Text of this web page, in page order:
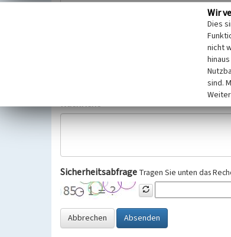
Wir bitten Sie um freiwillige Angabe Ihres
Selbstverständlich werden diese entsprechend
Datenschutzgrundverordnung (EU-DSGVO)
Nachricht
Sicherheitsabfrage Tragen Sie unten das
Abbrechen Absenden
Wir
Dies
nicht
sind.